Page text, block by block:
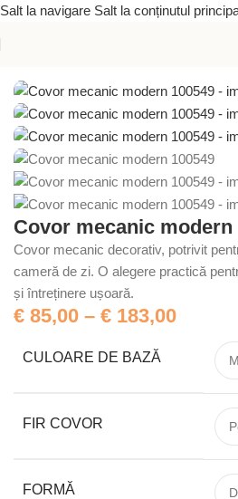
Salt la navigare Salt la conținutul
Covor mecanic modern
Covor mecanic decorativ, potrivit
cameră de zi. O alegere practică
și întreținere ușoară.
€ 85,00 – € 183,00
CULOARE DE BAZĂ
FIR COVOR
FORMĂ